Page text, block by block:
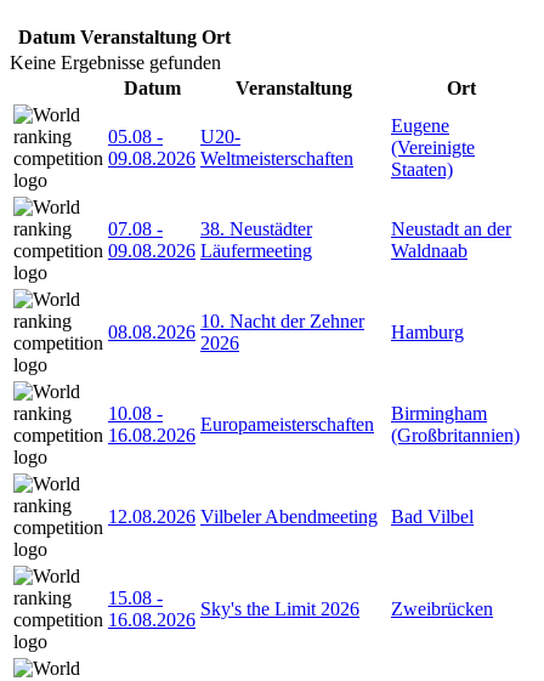
Datum Veranstaltung Ort
Keine Ergebnisse gefunden
Datum
Veranstaltung Ort
05.08 -
09.08.2026
U20-
Weltmeisterschaften
Eugene
(Vereinigte
Staaten)
07.08 -
09.08.2026
38. Neustädter
Läufermeeting
Neustadt an der
Waldnaab
08.08.2026
10. Nacht der Zehner
2026
Hamburg
10.08 -
16.08.2026
Europameisterschaften
Birmingham
(Großbritannien)
12.08.2026 Vilbeler Abendmeeting Bad Vilbel
15.08 -
16.08.2026
Sky's the Limit 2026 Zweibrücken